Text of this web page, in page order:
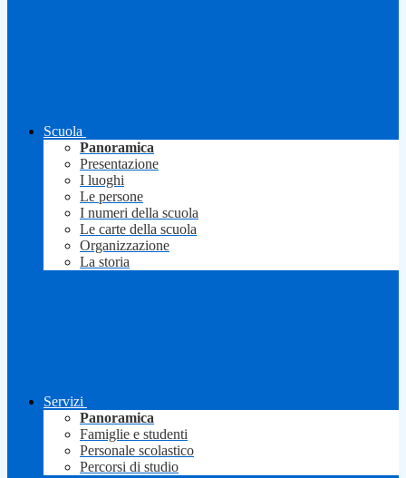
Scuola
Panoramica
Presentazione
I luoghi
Le persone
I numeri della scuola
Le carte della scuola
Organizzazione
La storia
Servizi
Panoramica
Famiglie e studenti
Personale scolastico
Percorsi di studio